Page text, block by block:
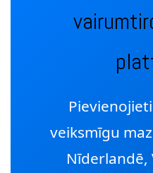
veiksmīgu
Nīderlandē,